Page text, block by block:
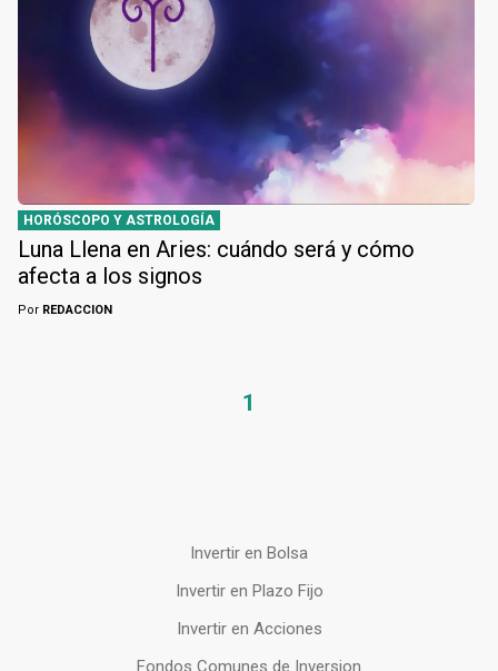
HORÓSCOPO Y ASTROLOGÍA
Luna Llena en Aries: cuándo será y cómo
afecta a los signos
Por REDACCION
1
Invertir en Bolsa
Invertir en Plazo Fijo
Invertir en Acciones
Fondos Comunes de Inversion